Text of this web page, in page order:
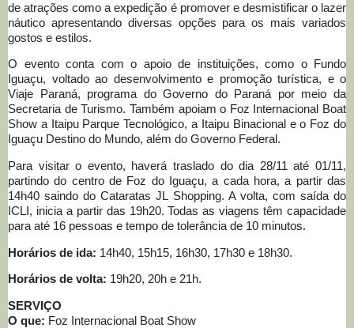
de atrações como a expedição é promover e desmistificar o lazer
náutico apresentando diversas opções para os mais variados
gostos e estilos.
O evento conta com o apoio de instituições, como o Fundo
Iguaçu, voltado ao desenvolvimento e promoção turística, e o
Viaje Paraná, programa do Governo do Paraná por meio da
Secretaria de Turismo. Também apoiam o Foz Internacional Boat
Show a Itaipu Parque Tecnológico, a Itaipu Binacional e o Foz do
Iguaçu Destino do Mundo, além do Governo Federal.
Para visitar o evento, haverá traslado do dia 28/11 até 01/11,
partindo do centro de Foz do Iguaçu, a cada hora, a partir das
14h40 saindo do Cataratas JL Shopping. A volta, com saída do
ICLI, inicia a partir das 19h20. Todas as viagens têm capacidade
para até 16 pessoas e tempo de tolerância de 10 minutos.
Horários de ida: 14h40, 15h15, 16h30, 17h30 e 18h30.
Horários de volta: 19h20, 20h e 21h.
SERVIÇO
O que: Foz Internacional Boat Show